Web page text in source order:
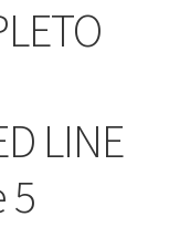
LINE
5